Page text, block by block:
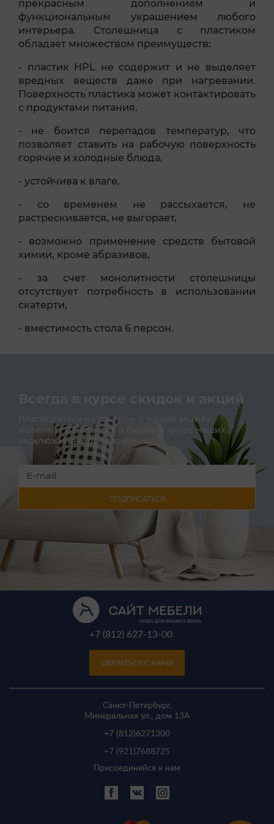
прекрасным дополнением и
функциональным украшением любого
интерьера. Столешница с пластиком
обладает множеством преимуществ:
- пластик HPL не содержит и не выделяет
вредных веществ даже при нагревании.
Поверхность пластика может контактировать
с продуктами питания.
- не боится перепадов температур, что
позволяет ставить на рабочую поверхность
горячие и холодные блюда,
- устойчива к влаге,
- со временем не рассыхается, не
растрескивается, не выгорает,
- возможно применение средств бытовой
химии, кроме абразивов,
- за счет монолитности столешницы
отсутствует потребность в использовании
скатерти,
- вместимость стола 6 персон.
Всегда в курсе скидок и акций
Подпишитесь на расылку о наших акциях,
новинках и новостях и будьте в курсе наших
эксклюзивных предложений!
ПОДПИСАТЬСЯ
+7 (812) 627-13-00
СВЯЗАТЬСЯ С НАМИ
Санкт-Петербург,
Минеральная ул., дом 13A
+7 (812)6271300
+7 (921) 7688725
Присоединяйся к нам